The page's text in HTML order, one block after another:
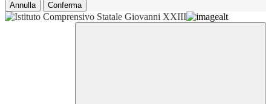
Annulla Conferma